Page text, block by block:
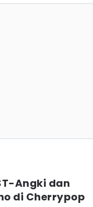
Angki dan
di Cherrypop